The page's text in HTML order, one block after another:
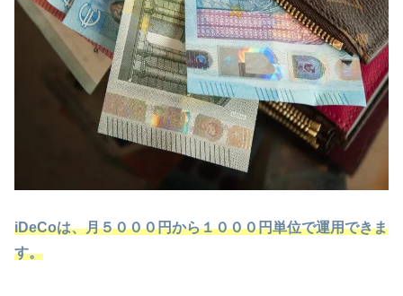
iDeCoは、月５０００円から１０００円単位で運用できま
す。